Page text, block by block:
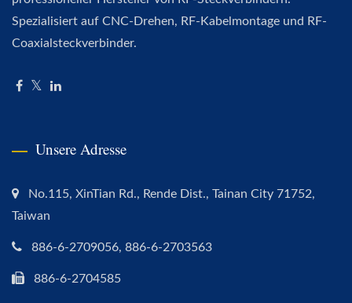
Spezialisiert auf CNC-Drehen, RF-Kabelmontage und RF-
Coaxialsteckverbinder.
Unsere Adresse
No.115, XinTian Rd., Rende Dist., Tainan City 71752,
Taiwan
886-6-2709056, 886-6-2703563
886-6-2704585